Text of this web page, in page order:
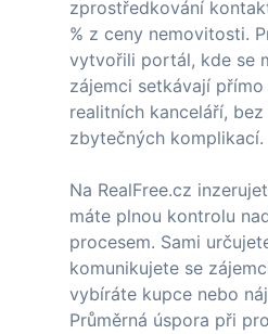
zprostředkování
% z ceny nemovitosti.
vytvořili portál, kde se
zájemci setkávají přímo
realitních kanceláří,
zbytečných komplikací.
Na RealFree.cz
máte plnou kontrolu
procesem. Sami
komunikujete se
vybíráte kupce nebo
Průměrná úspora při